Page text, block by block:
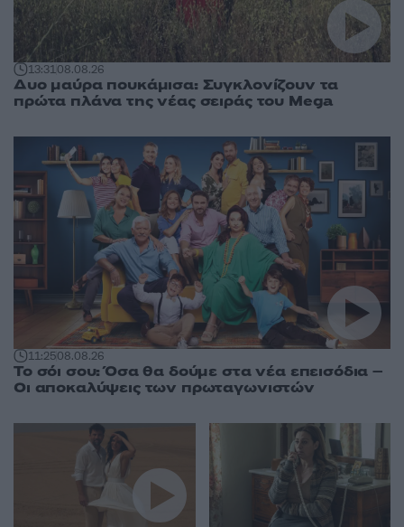
13:3108.08.26
Δυο μαύρα πουκάμισα: Συγκλονίζουν τα
πρώτα πλάνα της νέας σειράς του Mega
11:2508.08.26
Το σόι σου: Όσα θα δούμε στα νέα επεισόδια –
Οι αποκαλύψεις των πρωταγωνιστών